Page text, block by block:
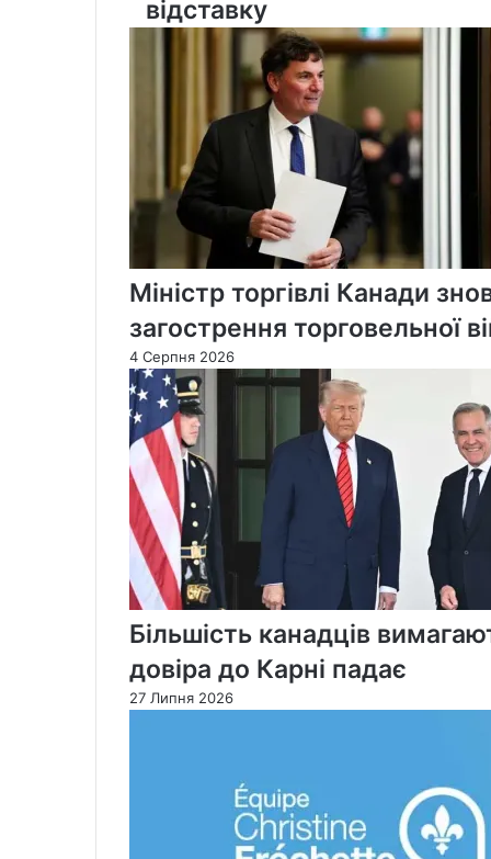
Вілкінсон
подав
відставку
Міністр торгівлі Канади
загострення торговельної
4 Серпня 2026
Більшість канадців
довіра до Карні падає
27 Липня 2026